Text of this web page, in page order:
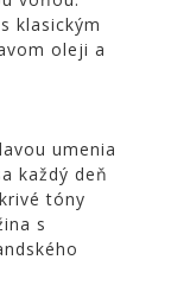
klasickým
oleji a
umenia
každý deň
tóny
s